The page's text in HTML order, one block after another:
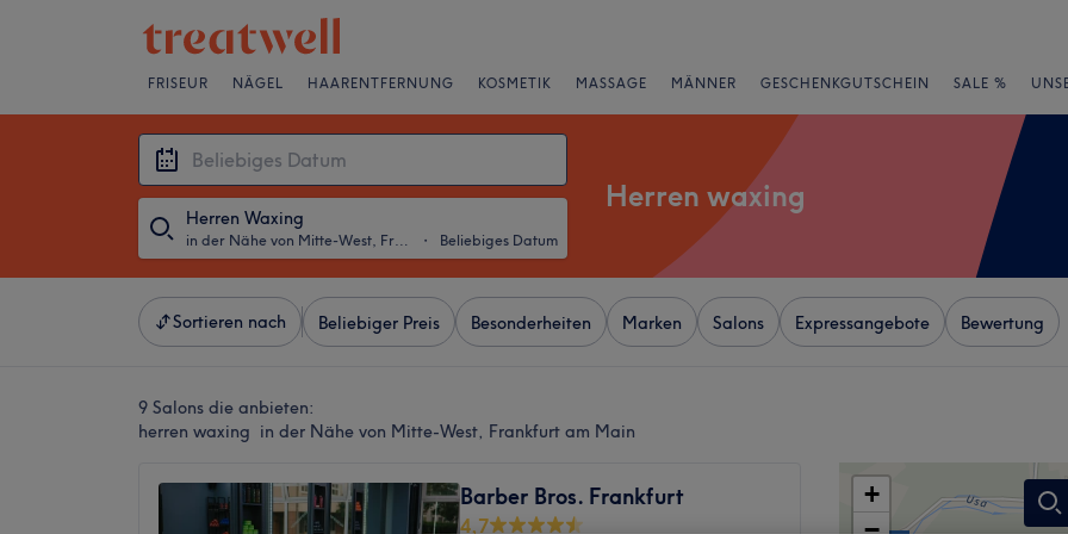
FRISEUR NÄGEL HAARENTFERNUNG KOSMETIK MASSAGE MÄNNER GESCHENKGUTSCHEIN SALE %
Herren Waxing
in der Nähe von Mitte-West, Frankfurt am Main ・ Beliebiges Datum
Herren waxing
Sortieren nach Beliebiger Preis Besonderheiten Marken Salons Expressangebote Bewertung
9 Salons die anbieten:
herren waxing in der Nähe von Mitte-West, Frankfurt am Main
Barber Bros. Frankfurt
4,7
+